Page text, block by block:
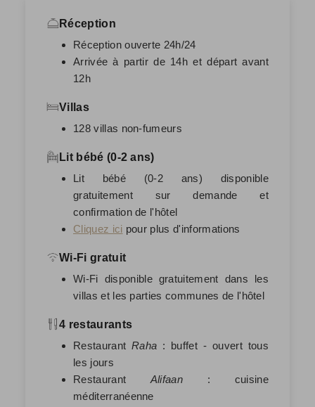
Réception
Réception ouverte 24h/24
Arrivée à partir de 14h et départ avant
12h
Villas
128 villas non-fumeurs
Lit bébé (0-2 ans)
Lit bébé (0-2 ans) disponible
gratuitement sur demande et
confirmation de l'hôtel
Cliquez ici pour plus d'informations
Wi-Fi gratuit
Wi-Fi disponible gratuitement dans les
villas et les parties communes de l'hôtel
4 restaurants
Restaurant Raha : buffet - ouvert tous
les jours
Restaurant Alifaan : cuisine
méditerranéenne